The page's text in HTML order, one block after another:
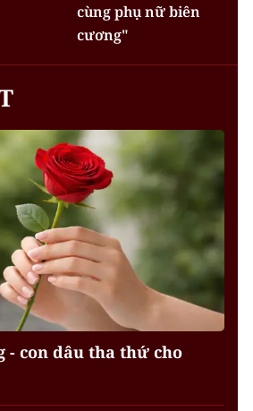
cùng phụ nữ biên
cương"
- con dâu tha thứ cho